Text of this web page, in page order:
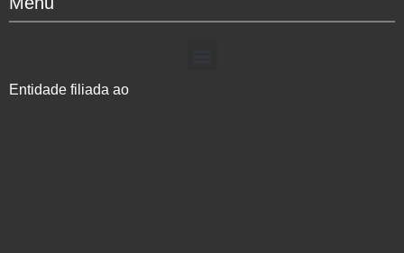
Entidade filiada ao